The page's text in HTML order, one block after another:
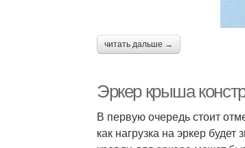
читать дальше →
Эркер крыша
В первую очередь стоит
как нагрузка на эркер